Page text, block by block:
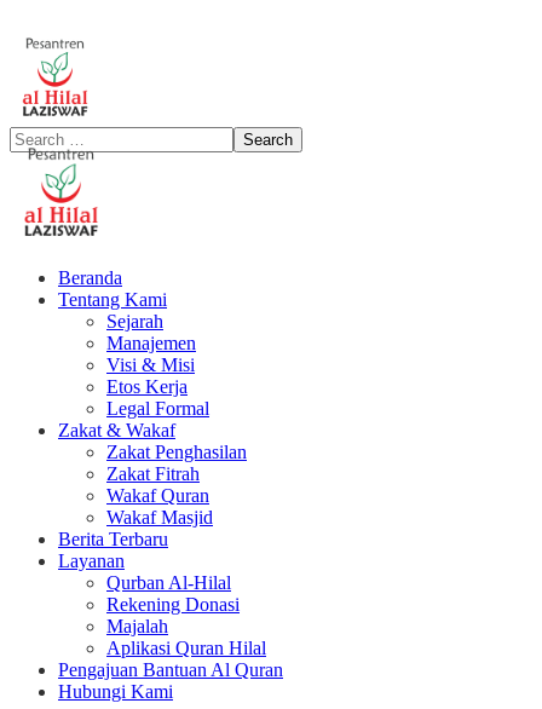
Beranda
Tentang Kami
Sejarah
Manajemen
Visi & Misi
Etos Kerja
Legal Formal
Zakat & Wakaf
Zakat Penghasilan
Zakat Fitrah
Wakaf Quran
Wakaf Masjid
Berita Terbaru
Layanan
Qurban Al-Hilal
Rekening Donasi
Majalah
Aplikasi Quran Hilal
Pengajuan Bantuan Al Quran
Hubungi Kami